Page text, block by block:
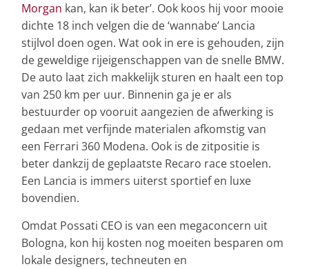
Morgan kan, kan ik beter’. Ook koos hij voor mooie
dichte 18 inch velgen die de ‘wannabe’ Lancia
stijlvol doen ogen. Wat ook in ere is gehouden, zijn
de geweldige rijeigenschappen van de snelle BMW.
De auto laat zich makkelijk sturen en haalt een top
van 250 km per uur. Binnenin ga je er als
bestuurder op vooruit aangezien de afwerking is
gedaan met verfijnde materialen afkomstig van
een Ferrari 360 Modena. Ook is de zitpositie is
beter dankzij de geplaatste Recaro race stoelen.
Een Lancia is immers uiterst sportief en luxe
bovendien.
Omdat Possati CEO is van een megaconcern uit
Bologna, kon hij kosten nog moeiten besparen om
lokale designers, techneuten en